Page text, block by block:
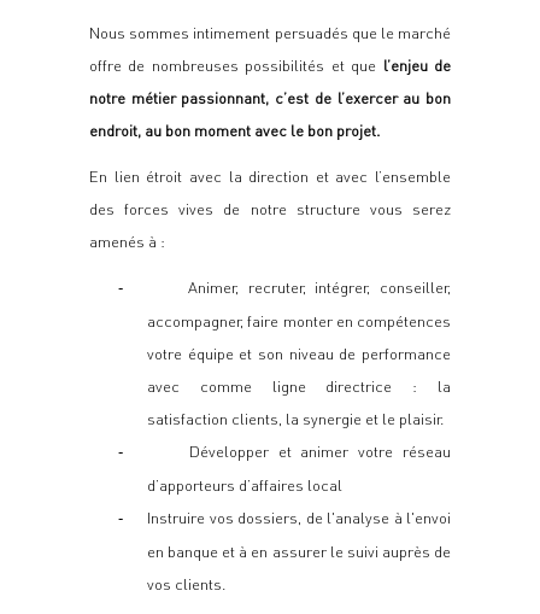
Nous sommes intimement persuadés que le marché
offre de nombreuses possibilités et que l’enjeu de
notre métier passionnant, c’est de l’exercer au bon
endroit, au bon moment avec le bon projet.
En lien étroit avec la direction et avec l’ensemble
des forces vives de notre structure vous serez
amenés à :
-
Animer, recruter, intégrer, conseiller,
accompagner, faire monter en compétences
votre équipe et son niveau de performance
avec comme ligne directrice : la
satisfaction clients, la synergie et le plaisir.
-
Développer et animer votre réseau
d’apporteurs d’affaires local
-
Instruire vos dossiers, de l'analyse à l'envoi
en banque et à en assurer le suivi auprès de
vos clients.